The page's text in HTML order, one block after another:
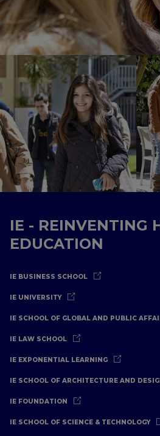
IE - REINVENTING
EDUCATION
IE BUSINESS SCHOOL
IE UNIVERSITY
IE SCHOOL OF GLOBAL AND PUBLIC
IE LAW SCHOOL
IE EXPONENTIAL LEARNING
IE SCHOOL OF ARCHITECTURE AND
IE FOUNDATION
IE SCHOOL OF SCIENCE & TECHNOLOGY